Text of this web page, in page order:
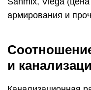
армирования и
и